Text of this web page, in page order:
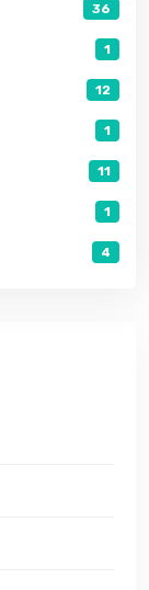
36
1
12
1
11
1
4